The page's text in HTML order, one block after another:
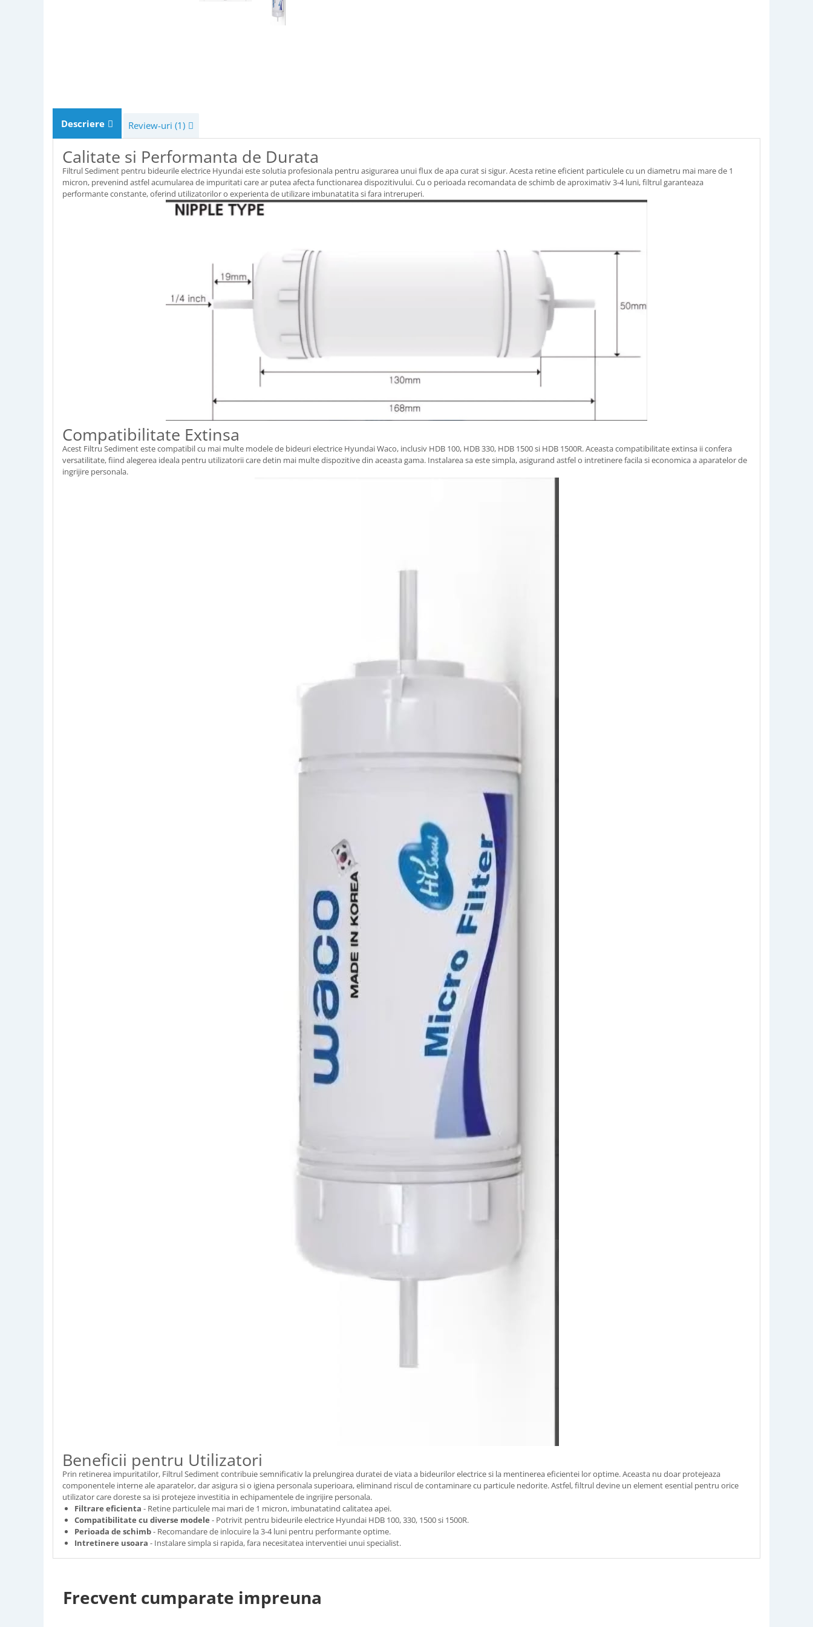
Descriere Review-uri (1)
Calitate si Performanta de Durata
Filtrul Sediment pentru bideurile electrice Hyundai este solutia profesionala pentru asigurarea unui flux de apa curat si sigur. Acesta retine eficient particulele cu un diametru mai mare de 1
micron, prevenind astfel acumularea de impuritati care ar putea afecta functionarea dispozitivului. Cu o perioada recomandata de schimb de aproximativ 3-4 luni, filtrul garanteaza
performante constante, oferind utilizatorilor o experienta de utilizare imbunatatita si fara intreruperi.
Compatibilitate Extinsa
Acest Filtru Sediment este compatibil cu mai multe modele de bideuri electrice Hyundai Waco, inclusiv HDB 100, HDB 330, HDB 1500 si HDB 1500R. Aceasta compatibilitate extinsa ii confera
versatilitate, fiind alegerea ideala pentru utilizatorii care detin mai multe dispozitive din aceasta gama. Instalarea sa este simpla, asigurand astfel o intretinere facila si economica a aparatelor de
ingrijire personala.
Beneficii pentru Utilizatori
Prin retinerea impuritatilor, Filtrul Sediment contribuie semnificativ la prelungirea duratei de viata a bideurilor electrice si la mentinerea eficientei lor optime. Aceasta nu doar protejeaza
componentele interne ale aparatelor, dar asigura si o igiena personala superioara, eliminand riscul de contaminare cu particule nedorite. Astfel, filtrul devine un element esential pentru orice
utilizator care doreste sa isi protejeze investitia in echipamentele de ingrijire personala.
Filtrare eficienta - Retine particulele mai mari de 1 micron, imbunatatind calitatea apei.
Compatibilitate cu diverse modele - Potrivit pentru bideurile electrice Hyundai HDB 100, 330, 1500 si 1500R.
Perioada de schimb- Recomandare de inlocuire la 3-4 luni pentru performante optime.
Intretinere usoara - Instalare simpla si rapida, fara necesitatea interventiei unui specialist.
Frecvent cumparate impreuna